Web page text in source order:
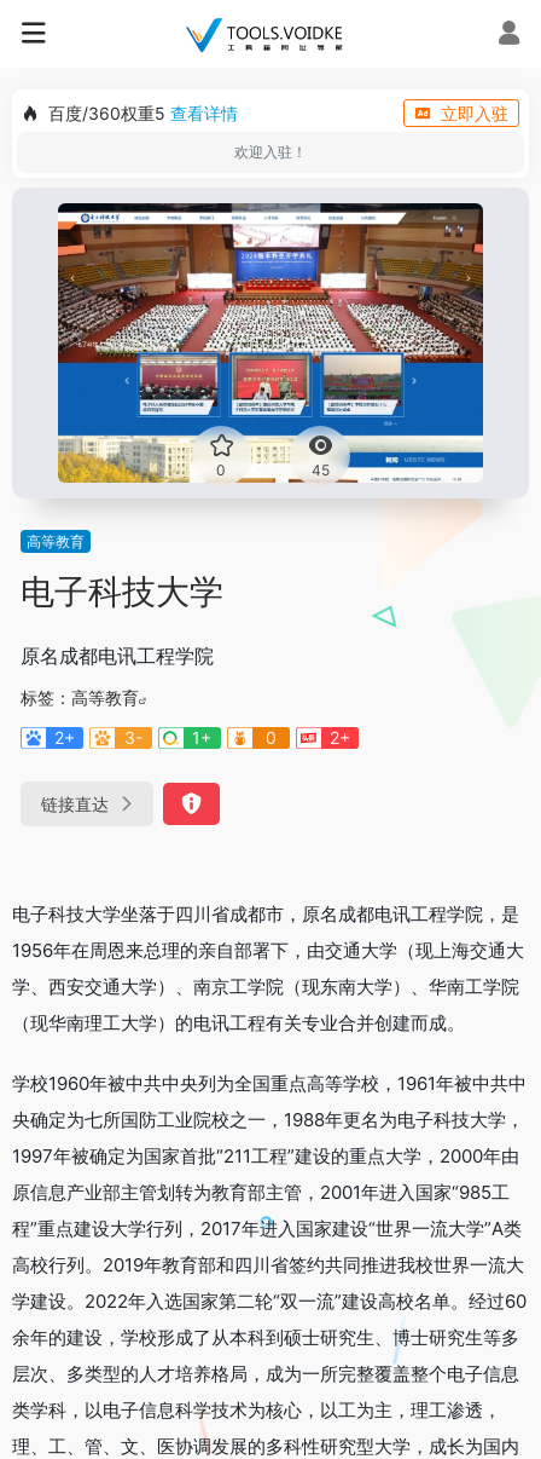
百度/360权重5 查看详情 立即入驻
欢迎入驻！
0 45
高等教育
电子科技大学
原名成都电讯工程学院
标签： 高等教育
2+
3- 1+ 0 2+
链接直达
电子科技大学坐落于四川省成都市，原名成都电讯工程学院，是
1956年在周恩来总理的亲自部署下，由交通大学（现上海交通大
学、西安交通大学）、南京工学院（现东南大学）、华南工学院
（现华南理工大学）的电讯工程有关专业合并创建而成。
学校1960年被中共中央列为全国重点高等学校，1961年被中共中
央确定为七所国防工业院校之一，1988年更名为电子科技大学，
1997年被确定为国家首批“211工程”建设的重点大学，2000年由
原信息产业部主管划转为教育部主管，2001年进入国家“985工
程”重点建设大学行列，2017年进入国家建设“世界一流大学”A类
高校行列。2019年教育部和四川省签约共同推进我校世界一流大
学建设。2022年入选国家第二轮“双一流”建设高校名单。经过60
余年的建设，学校形成了从本科到硕士研究生、博士研究生等多
层次、多类型的人才培养格局，成为一所完整覆盖整个电子信息
类学科，以电子信息科学技术为核心，以工为主，理工渗透，
理、工、管、文、医协调发展的多科性研究型大学，成长为国内